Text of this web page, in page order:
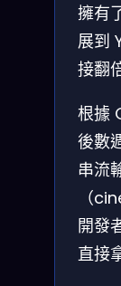
擁有
展到
接翻
根據
後數
串流
（
開發
直接